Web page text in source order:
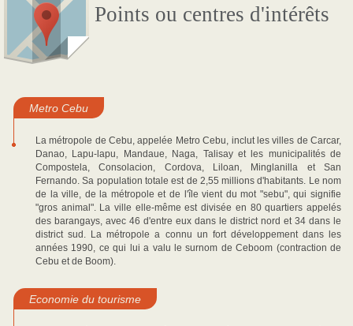
Points ou centres d'intérêts
Metro Cebu
La métropole de Cebu, appelée Metro Cebu, inclut les villes de Carcar,
Danao, Lapu-lapu, Mandaue, Naga, Talisay et les municipalités de
Compostela, Consolacion, Cordova, Liloan, Minglanilla et San
Fernando. Sa population totale est de 2,55 millions d'habitants. Le nom
de la ville, de la métropole et de l'île vient du mot "sebu", qui signifie
"gros animal". La ville elle-même est divisée en 80 quartiers appelés
des barangays, avec 46 d'entre eux dans le district nord et 34 dans le
district sud. La métropole a connu un fort développement dans les
années 1990, ce qui lui a valu le surnom de Ceboom (contraction de
Cebu et de Boom).
Economie du tourisme